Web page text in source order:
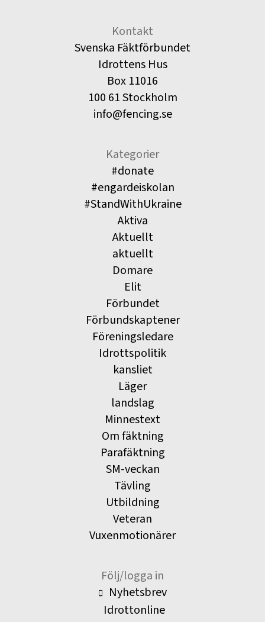
Kontakt
Svenska Fäktförbundet
Idrottens Hus
Box 11016
100 61 Stockholm
info@fencing.se
Kategorier
#donate
#engardeiskolan
#StandWithUkraine
Aktiva
Aktuellt
aktuellt
Domare
Elit
Förbundet
Förbundskaptener
Föreningsledare
Idrottspolitik
kansliet
Läger
landslag
Minnestext
Om fäktning
Parafäktning
SM-veckan
Tävling
Utbildning
Veteran
Vuxenmotionärer
Följ/logga in
Nyhetsbrev
Idrottonline